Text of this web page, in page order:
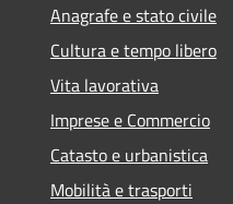
Anagrafe e stato civile
Cultura e tempo libero
Vita lavorativa
Imprese e Commercio
Catasto e urbanistica
Mobilità e trasporti